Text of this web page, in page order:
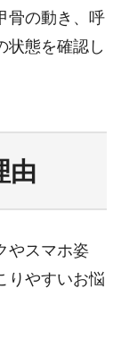
骨の動き、呼
状態を確認し
由
やスマホ姿
りやすいお悩